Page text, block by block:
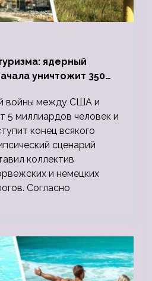
ядерный
уничтожит 350
войны между США и
5 миллиардов человек и
конец всякого
сценарий
коллектив
и немецких
Согласно